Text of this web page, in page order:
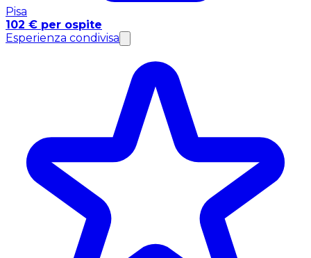
Pisa
102 € per ospite
Esperienza condivisa